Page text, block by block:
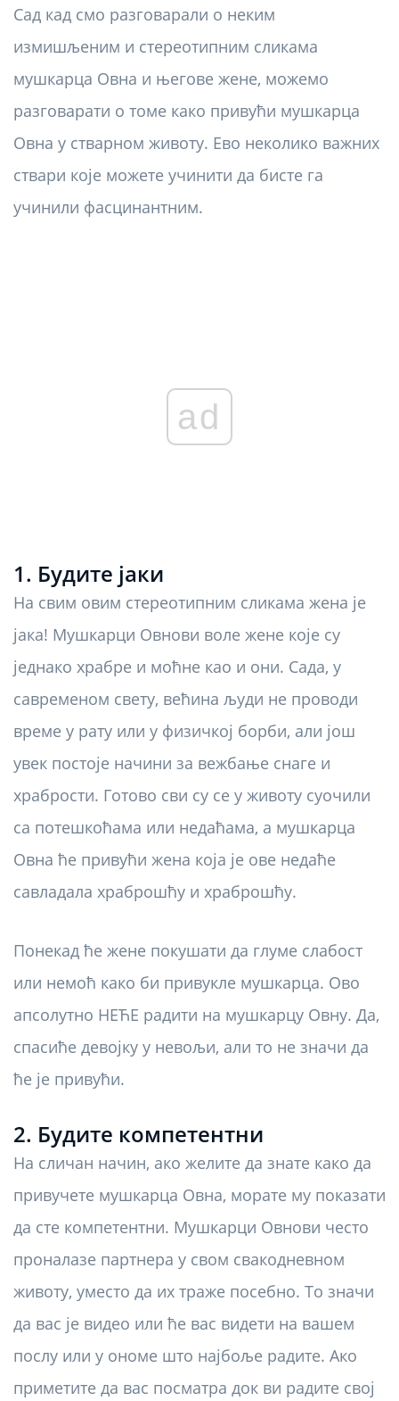
Сад кад смо разговарали о неким
измишљеним и стереотипним сликама
мушкарца Овна и његове жене, можемо
разговарати о томе како привући мушкарца
Овна у стварном животу. Ево неколико важних
ствари које можете учинити да бисте га
учинили фасцинантним.
ad
1. Будите јаки
На свим овим стереотипним сликама жена је
јака! Мушкарци Овнови воле жене које су
једнако храбре и моћне као и они. Сада, у
савременом свету, већина људи не проводи
време у рату или у физичкој борби, али још
увек постоје начини за вежбање снаге и
храбрости. Готово сви су се у животу суочили
са потешкоћама или недаћама, а мушкарца
Овна ће привући жена која је ове недаће
савладала храброшћу и храброшћу.
Понекад ће жене покушати да глуме слабост
или немоћ како би привукле мушкарца. Ово
апсолутно НЕЋЕ радити на мушкарцу Овну. Да,
спасиће девојку у невољи, али то не значи да
ће је привући.
2. Будите компетентни
На сличан начин, ако желите да знате како да
привучете мушкарца Овна, морате му показати
да сте компетентни. Мушкарци Овнови често
проналазе партнера у свом свакодневном
животу, уместо да их траже посебно. То значи
да вас је видео или ће вас видети на вашем
послу или у ономе што најбоље радите. Ако
приметите да вас посматра док ви радите свој